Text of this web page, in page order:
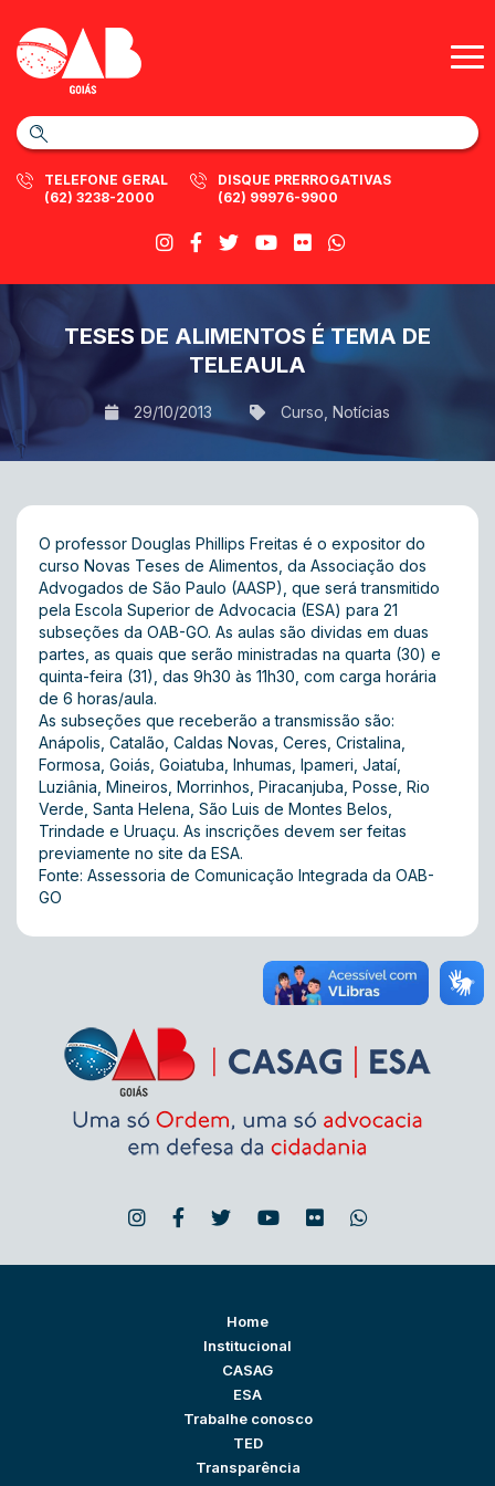
TELEFONE GERAL
(62) 3238-2000
DISQUE PRERROGATIVAS
(62) 99976-9900
TESES DE ALIMENTOS É TEMA DE
TELEAULA
29/10/2013 Curso Notícias
O professor Douglas Phillips Freitas é o expositor do
curso Novas Teses de Alimentos, da Associação dos
Advogados de São Paulo (AASP), que será transmitido
pela Escola Superior de Advocacia (ESA) para 21
subseções da OAB-GO. As aulas são dividas em duas
partes, as quais que serão ministradas na quarta (30) e
quinta-feira (31), das 9h30 às 11h30, com carga horária
de 6 horas/aula.
As subseções que receberão a transmissão são:
Anápolis, Catalão, Caldas Novas, Ceres, Cristalina,
Formosa, Goiás, Goiatuba, Inhumas, Ipameri, Jataí,
Luziânia, Mineiros, Morrinhos, Piracanjuba, Posse, Rio
Verde, Santa Helena, São Luis de Montes Belos,
Trindade e Uruaçu. As inscrições devem ser feitas
previamente no site da ESA.
Fonte: Assessoria de Comunicação Integrada da OAB-
GO
Home
Institucional
CASAG
ESA
Trabalhe conosco
TED
Transparência